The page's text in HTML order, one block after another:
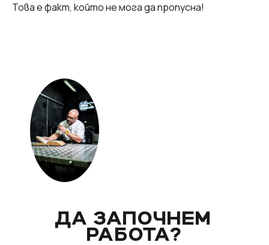
Това е факт, който не мога да пропусна!
ДА ЗАПОЧНЕМ
РАБОТА?